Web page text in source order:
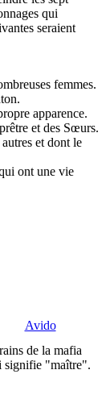
qui
seraient
femmes.
apparence.
et des Sœurs.
et dont le
ont une vie
Avido
de la mafia
signifie "maître".